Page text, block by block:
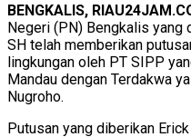
BENGKALIS,
Negeri (PN) Bengkalis yang
SH telah memberikan
lingkungan oleh PT SIPP
Mandau dengan Terdakwa
Nugroho.
Putusan yang diberikan